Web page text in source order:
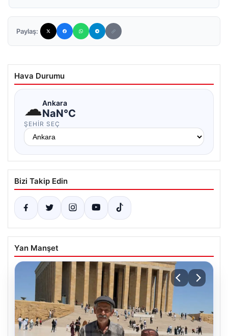
Paylaş:
Hava Durumu
☁Ankara
NaN°C
ŞEHIR SEÇ
Bizi Takip Edin
Yan Manşet